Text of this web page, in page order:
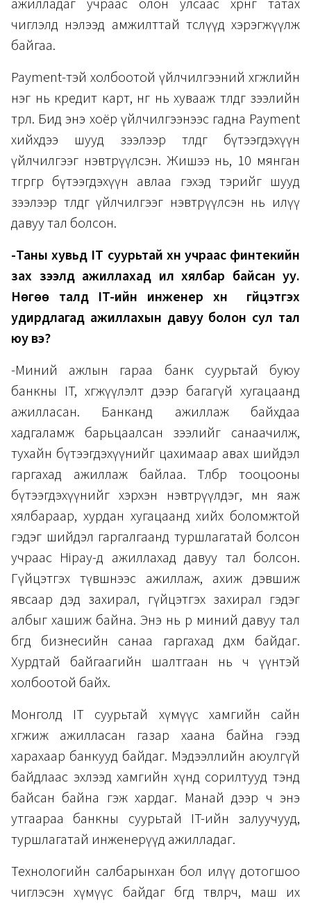
ажилладаг учраас олон улсаас хөрөнгө татах
чиглэлд нэлээд амжилттай төслүүд хэрэгжүүлж
байгаа.
Payment-тэй холбоотой үйлчилгээний хөгжлийн
нэг нь кредит карт, нөгөө нь хувааж төлдөг зээлийн
төрөл. Бид энэ хоёр үйлчилгээнээс гадна Payment
хийхдээ шууд зээлээр төлдөг бүтээгдэхүүн
үйлчилгээг нэвтрүүлсэн. Жишээ нь, 10 мянган
төгрөгөөр бүтээгдэхүүн авлаа гэхэд тэрийг шууд
зээлээр төлдөг үйлчилгээг нэвтрүүлсэн нь илүү
давуу тал болсон.
-Таны хувьд IT суурьтай хүн учраас финтекийн
зах зээлд ажиллахад илүү хялбар байсан уу.
Нөгөө талд IT-ийн инженер хүн гүйцэтгэх
удирдлагад ажиллахын давуу болон сул тал
юу вэ?
-Миний ажлын гараа банк суурьтай буюу
банкны IT, хөгжүүлэлт дээр багагүй хугацаанд
ажилласан. Банканд ажиллаж байхдаа
хадгаламж барьцаалсан зээлийг санаачилж,
тухайн бүтээгдэхүүнийг цахимаар авах шийдэл
гаргахад ажиллаж байлаа. Төлбөр тооцооны
бүтээгдэхүүнийг хэрхэн нэвтрүүлдэг, мөн яаж
хялбараар, хурдан хугацаанд хийх боломжтой
гэдэг шийдэл гаргалгаанд туршлагатай болсон
учраас Hipay-д ажиллахад давуу тал болсон.
Гүйцэтгэх түвшнээс ажиллаж, ахиж дэвшиж
явсаар дэд захирал, гүйцэтгэх захирал гэдэг
албыг хашиж байна. Энэ нь өөрөө миний давуу тал
бөгөөд бизнесийн санаа гаргахад дөхөм байдаг.
Хурдтай байгаагийн шалтгаан нь ч үүнтэй
холбоотой байх.
Монголд IT суурьтай хүмүүс хамгийн сайн
хөгжиж ажилласан газар хаана байна гээд
харахаар банкууд байдаг. Мэдээллийн аюулгүй
байдлаас эхлээд хамгийн хүнд сорилтууд тэнд
байсан байна гэж хардаг. Манай дээр ч энэ
утгаараа банкны суурьтай IT-ийн залуучууд,
туршлагатай инженерүүд ажилладаг.
Технологийн салбарынхан бол илүү дотогшоо
чиглэсэн хүмүүс байдаг бөгөөд төвлөрч, маш их